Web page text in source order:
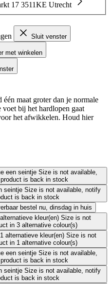
17 3511KE Utrecht
Sluit venster
met winkelen
maat groter dan je normale
bij het hardlopen gaat
het afwikkelen. Houd hier
een seintje Size is not available,
is back in stock
seintje Size is not available, notify
is back in stock
bestel nu, dinsdag in huis
kleur(en) Size is not
in 3 alternative colour(s)
alternatieve kleur(en) Size is not
in 1 alternative colour(s)
een seintje Size is not available,
is back in stock
seintje Size is not available, notify
is back in stock